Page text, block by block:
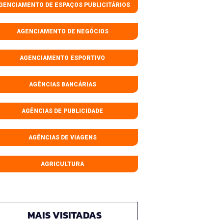
DE ESPAÇOS PUBLICITÁRIOS
AGENCIAMENTO DE NEGÓCIOS
AGENCIAMENTO ESPORTIVO
AGÊNCIAS BANCÁRIAS
AGÊNCIAS DE PUBLICIDADE
AGÊNCIAS DE VIAGENS
AGRICULTURA
MAIS VISITADAS